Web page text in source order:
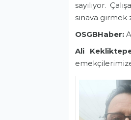
sayılıyor.
sınava girmek
OSGBHaber:
Ali